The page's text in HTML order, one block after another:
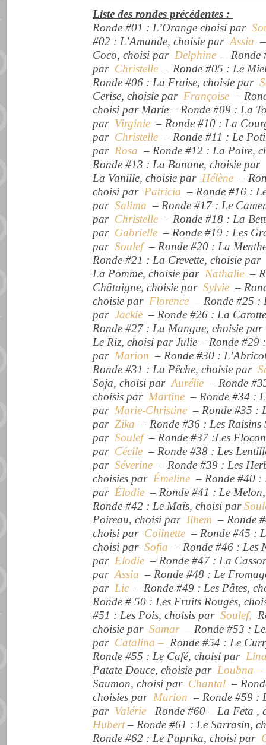
Liste des rondes précédentes :
Ronde #01 : L’Orange choisi par
#02 : L’Amande, choisie par Assia
Coco, choisi par Delphine– Ronde
par Christelle– Ronde #05 : Le
Ronde #06 : La Fraise, choisie par
Cerise, choisie par Françoise–
choisi par Marie – Ronde #09 : La
par Virginie– Ronde #10 : La
par Christelle– Ronde #11 : Le
par Rosa – Ronde #12 : La Poire,
Ronde #13 : La Banane, choisie par
La Vanille, choisie par Hélène–
choisi par Patricia – Ronde #16 :
par Salima – Ronde #17 : Le
par Christelle– Ronde #18 : La
par Gabrielle– Ronde #19 : Les
par Soulef– Ronde #20 : La
Ronde #21 : La Crevette, choisie par
La Pomme, choisie par Nathalie–
Châtaigne, choisie par Sylvie–
choisie par Florence– Ronde #25 :
par Jackie– Ronde #26 : La
Ronde #27 : La Mangue, choisie
Le Riz, choisi par Julie – Ronde #29
par Marion – Ronde #30 :
Ronde #31 : La Pêche, choisie par
Soja, choisi par Aurélie– Ronde
choisis par Martine– Ronde #34 :
par Marie-Christine– Ronde #35 :
par Zika – Ronde #36 : Les Raisins
par Soulef– Ronde #37 :Les
par Cécile– Ronde #38 : Les
par Séverine– Ronde #39 : Les
choisies par Émeline– Ronde #40 :
par Élodie– Ronde #41 : Le
Ronde #42 : Le Maïs, choisi par
Poireau, choisi par Ilhem – Ronde
choisi par Colinette– Ronde #45 :
choisi par Sofia – Ronde #46 : Les
par Elodie– Ronde #47 : La
par Assia – Ronde #48 : Le
par Lic– Ronde #49 : Les Pâtes,
Ronde # 50 : Les Fruits Rouges,
#51 : Les Pois, choisis par Soulef,
choisie par Samar– Ronde #53 :
par Catalina – Ronde #54 : Le
Ronde #55 : ​​Le Café, choisi par
Patate Douce, choisie par Loubna –
Saumon, choisi par Chantal–
choisies par Marion – Ronde #59 :
par ValérieRonde #60 – La Feta ,
Hubert– Ronde #61 : Le Sarrasin,
Ronde #62 : Le Paprika, choisi par